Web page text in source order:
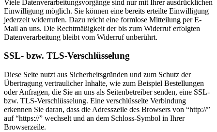
Viele Datenverarbeitungsvorgänge sind nur mit Ihrer ausdrücklichen
Einwilligung möglich. Sie können eine bereits erteilte Einwilligung
jederzeit widerrufen. Dazu reicht eine formlose Mitteilung per E-
Mail an uns. Die Rechtmäßigkeit der bis zum Widerruf erfolgten
Datenverarbeitung bleibt vom Widerruf unberührt.
SSL- bzw. TLS-Verschlüsselung
Diese Seite nutzt aus Sicherheitsgründen und zum Schutz der
Übertragung vertraulicher Inhalte, wie zum Beispiel Bestellungen
oder Anfragen, die Sie an uns als Seitenbetreiber senden, eine SSL-
bzw. TLS-Verschlüsselung. Eine verschlüsselte Verbindung
erkennen Sie daran, dass die Adresszeile des Browsers von “http://”
auf “https://” wechselt und an dem Schloss-Symbol in Ihrer
Browserzeile.